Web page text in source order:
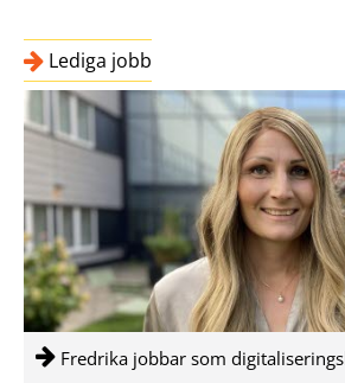
Lediga jobb
Fredrika jobbar som